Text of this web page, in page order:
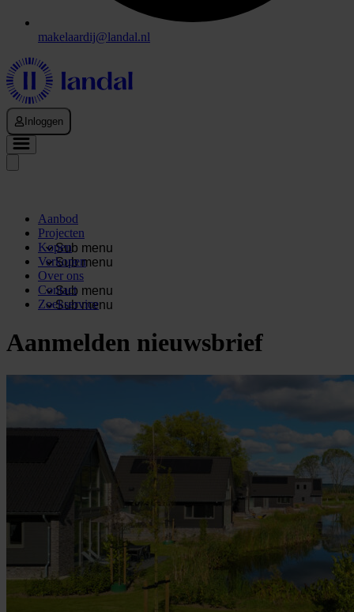
makelaardij@landal.nl
Inloggen
Aanbod
Projecten
Sub menu
Kopen
Sub menu
Verkopen
Over ons
Sub menu
Contact
Sub menu
Zoekservice
Aanmelden nieuwsbrief